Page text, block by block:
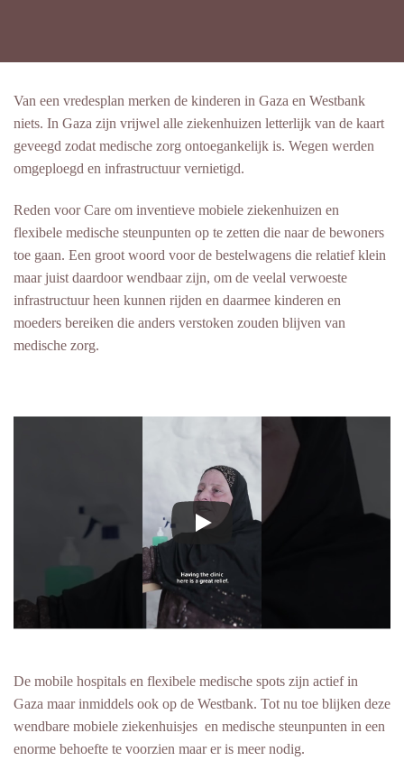
Van een vredesplan merken de kinderen in Gaza en Westbank
niets. In Gaza zijn vrijwel alle ziekenhuizen letterlijk van de kaart
geveegd zodat medische zorg ontoegankelijk is. Wegen werden
omgeploegd en infrastructuur vernietigd.
Reden voor Care om inventieve mobiele ziekenhuizen en
flexibele medische steunpunten op te zetten die naar de bewoners
toe gaan. Een groot woord voor de bestelwagens die relatief klein
maar juist daardoor wendbaar zijn, om de veelal verwoeste
infrastructuur heen kunnen rijden en daarmee kinderen en
moeders bereiken die anders verstoken zouden blijven van
medische zorg.
De mobile hospitals en flexibele medische spots zijn actief in
Gaza maar inmiddels ook op de Westbank. Tot nu toe blijken deze
wendbare mobiele ziekenhuisjes en medische steunpunten in een
enorme behoefte te voorzien maar er is meer nodig.